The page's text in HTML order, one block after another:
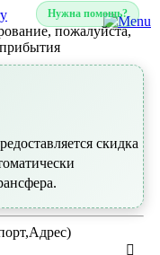
Нужна помощь?
пожалуйста,
скидка